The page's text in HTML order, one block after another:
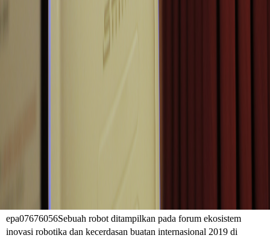
epa07676056Sebuah robot ditampilkan pada forum ekosistem
inovasi robotika dan kecerdasan buatan internasional 2019 di